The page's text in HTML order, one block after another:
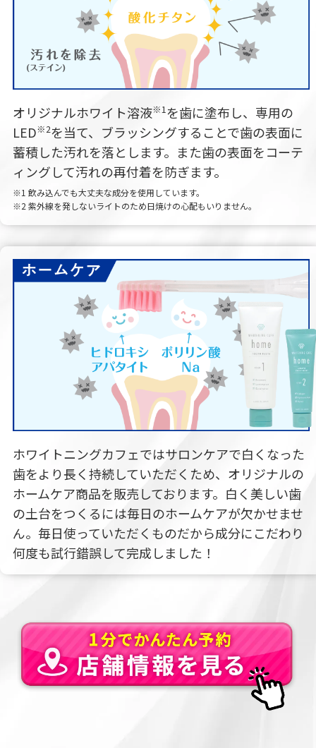
オリジナルホワイト溶液※1を歯に塗布し、専用の
LED※2を当て、ブラッシングすることで歯の表面に
蓄積した汚れを落とします。また歯の表面をコーテ
ィングして汚れの再付着を防ぎます。
※1 飲み込んでも大丈夫な成分を使用しています。
※2 紫外線を発しないライトのため日焼けの心配もいりません。
ホワイトニングカフェではサロンケアで白くなった
歯をより長く持続していただくため、オリジナルの
ホームケア商品を販売しております。白く美しい歯
の土台をつくるには毎日のホームケアが欠かせませ
ん。毎日使っていただくものだから成分にこだわり
何度も試行錯誤して完成しました！